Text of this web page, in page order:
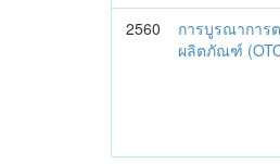
2560
การบูรณาการ
ผลิตภัณฑ์